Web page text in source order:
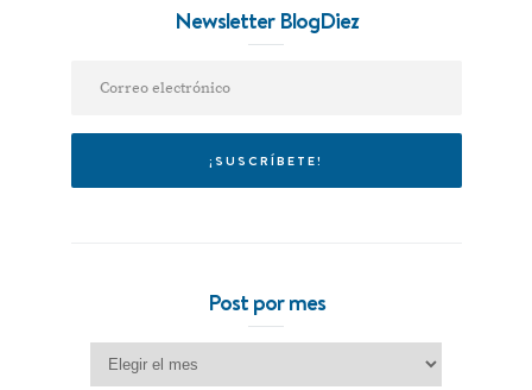
Newsletter BlogDiez
Post por mes
Post por mes